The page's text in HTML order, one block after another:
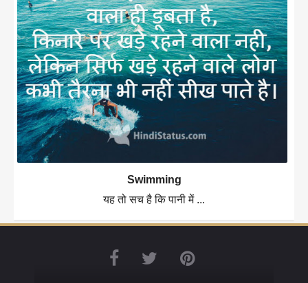
Swimming
यह तो सच है कि पानी में ...